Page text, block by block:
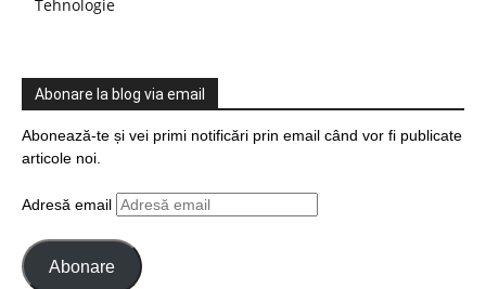
Tehnologie
Abonare la blog via email
Abonează-te și vei primi notificări prin email când vor fi publicate
articole noi.
Adresă email
Abonare